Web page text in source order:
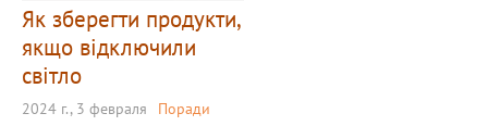
Як зберегти продукти,
якщо відключили
світло
2024 г., 3 февраля Поради